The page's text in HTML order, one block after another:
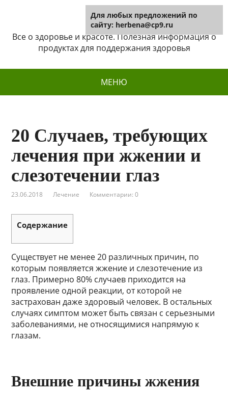
Herbena
Все о здоровье и красоте. Полезная информация о
продуктах для поддержания здоровья
МЕНЮ
20 Случаев, требующих
лечения при жжении и
слезотечении глаз
23.06.2018 Лечение Комментарии: 0
Содержание
Существует не менее 20 различных причин, по
которым появляется жжение и слезотечение из
глаз. Примерно 80% случаев приходится на
проявление одной реакции, от которой не
застрахован даже здоровый человек. В остальных
случаях симптом может быть связан с серьезными
заболеваниями, не относящимися напрямую к
глазам.
Внешние причины жжения
Для любых предложений по
сайту: herbena@cp9.ru